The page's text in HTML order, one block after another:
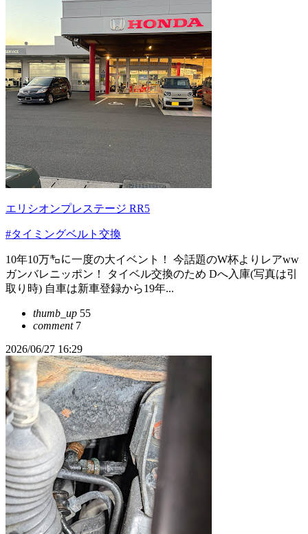
エリシオンプレステージ RR5
#タイミングベルト交換
10年10万㌔に一度の大イベント！ 今話題のW杯よりレアww
ガンバレニッポン！ タイベル交換のため Dへ入庫(写真は引
取り時) 自車は新車登録から19年...
thumb_up 55
comment7
2026/06/27 16:29